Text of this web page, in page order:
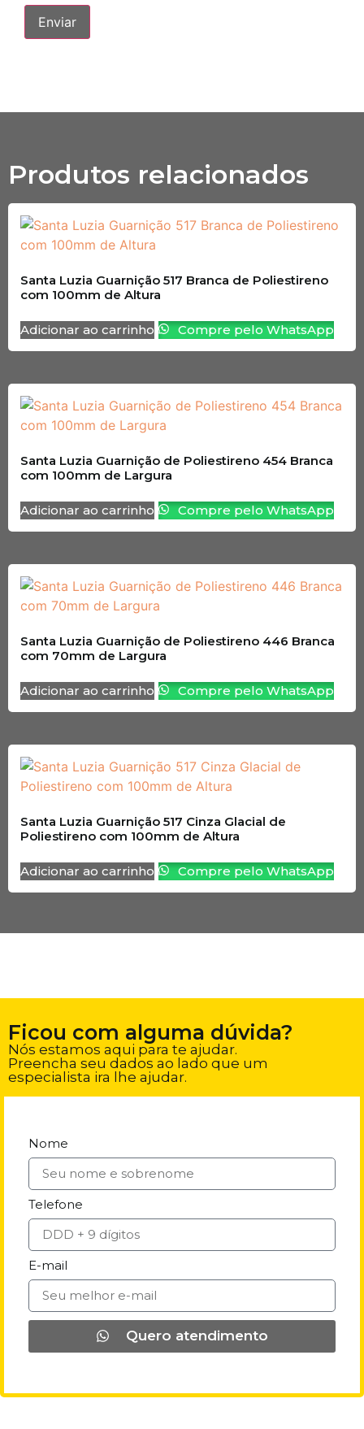
Produtos relacionados
Santa Luzia Guarnição 517 Branca de Poliestireno
com 100mm de Altura
Adicionar ao carrinho Compre pelo WhatsApp
Santa Luzia Guarnição de Poliestireno 454 Branca
com 100mm de Largura
Adicionar ao carrinho Compre pelo WhatsApp
Santa Luzia Guarnição de Poliestireno 446 Branca
com 70mm de Largura
Adicionar ao carrinho Compre pelo WhatsApp
Santa Luzia Guarnição 517 Cinza Glacial de
Poliestireno com 100mm de Altura
Adicionar ao carrinho Compre pelo WhatsApp
Ficou com alguma dúvida?
Nós estamos aqui para te ajudar.
Preencha seu dados ao lado que um
especialista ira lhe ajudar.
Nome
Telefone
E-mail
Quero atendimento